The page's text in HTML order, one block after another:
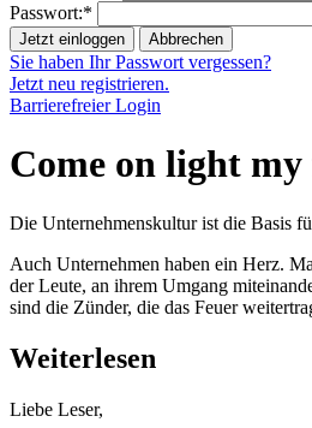
Passwort:*
Jetzt einloggen Abbrechen
Sie haben Ihr Passwort vergessen?
Jetzt neu registrieren.
Barrierefreier Login
Come on light
Die Unternehmenskultur ist die Basis
Auch Unternehmen haben ein Herz.
der Leute, an ihrem Umgang
sind die Zünder, die das Feuer
Weiterlesen
Liebe Leser,